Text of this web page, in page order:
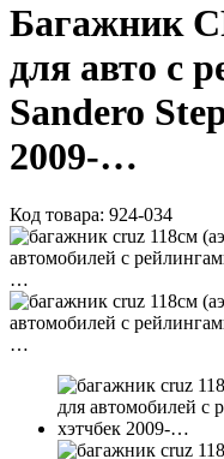
Багажник
для авто с
Sandero
2009-…
Код товара: 924-034